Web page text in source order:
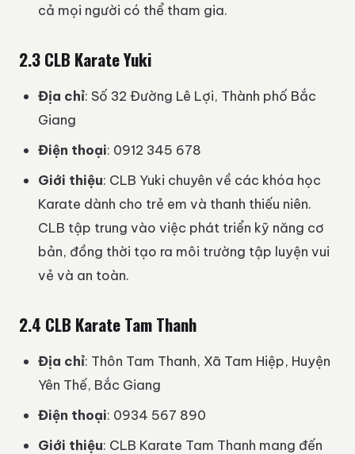
cả mọi người có thể tham gia.
2.3 CLB Karate Yuki
Địa chỉ: Số 32 Đường Lê Lợi, Thành phố Bắc
Giang
Điện thoại: 0912 345 678
Giới thiệu: CLB Yuki chuyên về các khóa học
Karate dành cho trẻ em và thanh thiếu niên.
CLB tập trung vào việc phát triển kỹ năng cơ
bản, đồng thời tạo ra môi trường tập luyện vui
vẻ và an toàn.
2.4 CLB Karate Tam Thanh
Địa chỉ: Thôn Tam Thanh, Xã Tam Hiệp, Huyện
Yên Thế, Bắc Giang
Điện thoại: 0934 567 890
Giới thiệu: CLB Karate Tam Thanh mang đến